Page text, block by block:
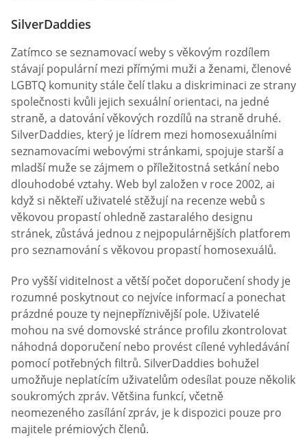
SilverDaddies
Zatímco se seznamovací weby s věkovým rozdílem
stávají populární mezi přímými muži a ženami, členové
LGBTQ komunity stále čelí tlaku a diskriminaci ze strany
společnosti kvůli jejich sexuální orientaci, na jedné
straně, a datování věkových rozdílů na straně druhé.
SilverDaddies, který je lídrem mezi homosexuálními
seznamovacími webovými stránkami, spojuje starší a
mladší muže se zájmem o příležitostná setkání nebo
dlouhodobé vztahy. Web byl založen v roce 2002, ai
když si někteří uživatelé stěžují na recenze webů s
věkovou propastí ohledně zastaralého designu
stránek, zůstává jednou z nejpopulárnějších platforem
pro seznamování s věkovou propastí homosexuálů.
Pro vyšší viditelnost a větší počet doporučení shody je
rozumné poskytnout co nejvíce informací a ponechat
prázdné pouze ty nejnepříznivější pole. Uživatelé
mohou na své domovské stránce profilu zkontrolovat
náhodná doporučení nebo provést cílené vyhledávání
pomocí potřebných filtrů. SilverDaddies bohužel
umožňuje neplatícím uživatelům odesílat pouze několik
soukromých zpráv. Většina funkcí, včetně
neomezeného zasílání zpráv, je k dispozici pouze pro
majitele prémiových členů.